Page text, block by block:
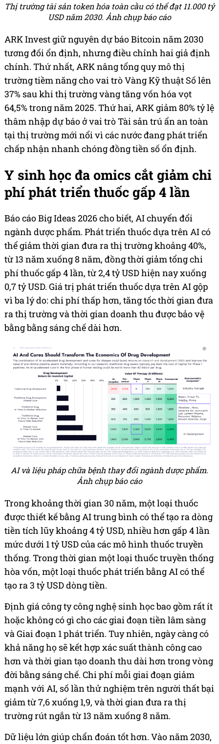
Thị trường tài sản token hóa toàn cầu có thể đạt 11.000 tỷ
USD năm 2030. Ảnh chụp báo cáo
ARK Invest giữ nguyên dự báo Bitcoin năm 2030
tương đối ổn định, nhưng điều chỉnh hai giả định
chính. Thứ nhất, ARK nâng tổng quy mô thị
trường tiềm năng cho vai trò Vàng Kỹ thuật Số lên
37% sau khi thị trường vàng tăng vốn hóa vọt
64,5% trong năm 2025. Thứ hai, ARK giảm 80% tỷ lệ
thâm nhập dự báo ở vai trò Tài sản trú ẩn an toàn
tại thị trường mới nổi vì các nước đang phát triển
chấp nhận nhanh chóng đồng tiền số ổn định.
Y sinh học đa omics cắt giảm chi
phí phát triển thuốc gấp 4 lần
Báo cáo Big Ideas 2026 cho biết, AI chuyển đổi
ngành dược phẩm. Phát triển thuốc dựa trên AI có
thể giảm thời gian đưa ra thị trường khoảng 40%,
từ 13 năm xuống 8 năm, đồng thời giảm tổng chi
phí thuốc gấp 4 lần, từ 2,4 tỷ USD hiện nay xuống
0,7 tỷ USD. Giá trị phát triển thuốc dựa trên AI gộp
vì ba lý do: chi phí thấp hơn, tăng tốc thời gian đưa
ra thị trường và thời gian doanh thu được bảo vệ
bằng bằng sáng chế dài hơn.
AI và liệu pháp chữa bệnh thay đổi ngành dược phẩm.
Ảnh chụp báo cáo
Trong khoảng thời gian 30 năm, một loại thuốc
được thiết kế bằng AI trung bình có thể tạo ra dòng
tiền tích lũy khoảng 4 tỷ USD, nhiều hơn gấp 4 lần
mức dưới 1 tỷ USD của các mô hình thuốc truyền
thống. Trong thời gian một loại thuốc truyền thống
hòa vốn, một loại thuốc phát triển bằng AI có thể
tạo ra 3 tỷ USD dòng tiền.
Định giá công ty công nghệ sinh học bao gồm rất ít
hoặc không có gì cho các giai đoạn tiền lâm sàng
và Giai đoạn 1 phát triển. Tuy nhiên, ngày càng có
khả năng họ sẽ kết hợp xác suất thành công cao
hơn và thời gian tạo doanh thu dài hơn trong vòng
đời bằng sáng chế. Chi phí mỗi giai đoạn giảm
mạnh với AI, số lần thử nghiệm trên người thất bại
giảm từ 7,6 xuống 1,9, và thời gian đưa ra thị
trường rút ngắn từ 13 năm xuống 8 năm.
Dữ liệu lớn giúp chẩn đoán tốt hơn. Vào năm 2030,